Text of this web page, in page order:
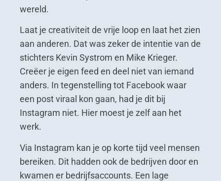
wereld.
Laat je creativiteit de vrije loop en laat het zien
aan anderen. Dat was zeker de intentie van de
stichters Kevin Systrom en Mike Krieger.
Creëer je eigen feed en deel niet van iemand
anders. In tegenstelling tot Facebook waar
een post viraal kon gaan, had je dit bij
Instagram niet. Hier moest je zelf aan het
werk.
Via Instagram kan je op korte tijd veel mensen
bereiken. Dit hadden ook de bedrijven door en
kwamen er bedrijfsaccounts. Een lage